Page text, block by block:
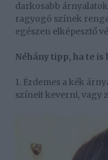
darkosabb
ragyogó színek
egészen elképesztő
Néhány tipp, ha te
1. Érdemes a kék
színeit keverni, vagy